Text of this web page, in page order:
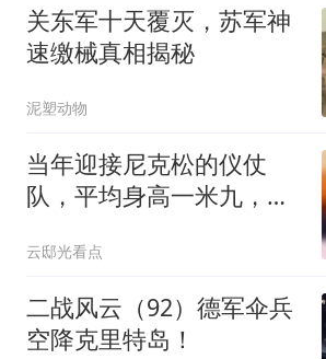
关东军十天覆灭，苏军神
速缴械真相揭秘
泥塑动物
当年迎接尼克松的仪仗
队，平均身高一米九，尼
云邸光看点
二战风云（92）德军伞兵
空降克里特岛！